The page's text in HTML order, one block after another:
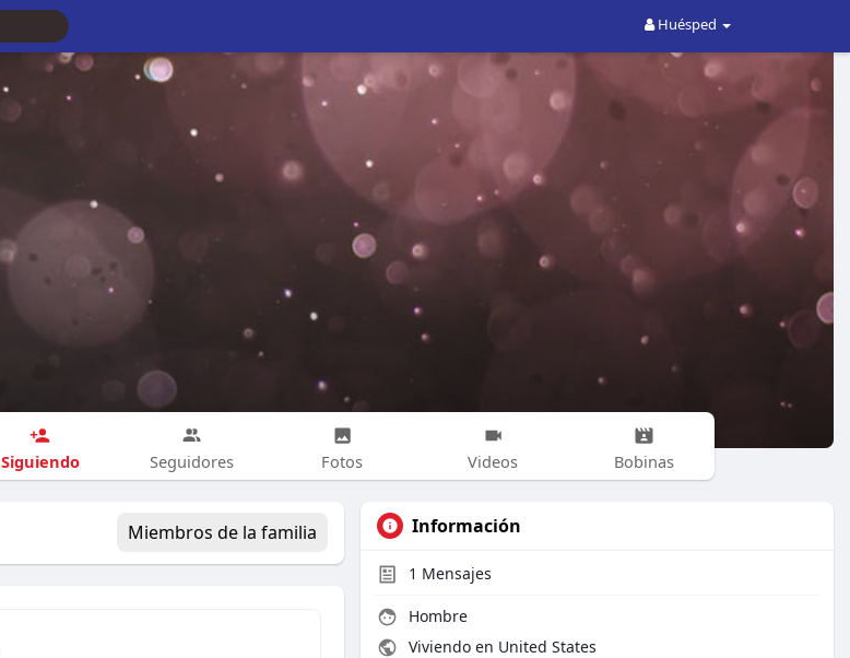
Huésped
Siguiendo Seguidores Fotos Videos Bobinas
Miembros de la familia Información
1 Mensajes
Hombre
Viviendo en United States